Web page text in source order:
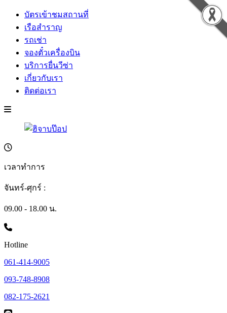
บัตรเข้าชมสถานที่
เรือสำราญ
รถเช่า
จองตั๋วเครื่องบิน
บริการยื่นวีซ่า
เกี่ยวกับเรา
ติดต่อเรา
เวลาทำการ
จันทร์-ศุกร์ :
09.00 - 18.00 น.
Hotline
061-414-9005
093-748-8908
082-175-2621